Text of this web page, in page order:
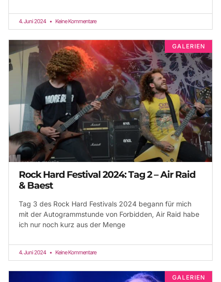
4. Juni 2024 Keine Kommentare
GALERIEN
Rock Hard Festival 2024: Tag 2 – Air Raid
& Baest
Tag 3 des Rock Hard Festivals 2024 begann für mich
mit der Autogrammstunde von Forbidden, Air Raid habe
ich nur noch kurz aus der Menge
4. Juni 2024 Keine Kommentare
GALERIEN